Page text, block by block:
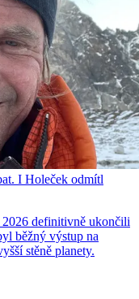
I Holeček odmítl
2026 definitivně ukončili
běžný výstup na
stěně planety.